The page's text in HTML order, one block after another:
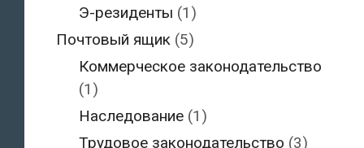
Э-резиденты (1)
Почтовый ящик(5)
Коммерческое законодательство
(1)
Наследование (1)
Трудовое законодательство (3)